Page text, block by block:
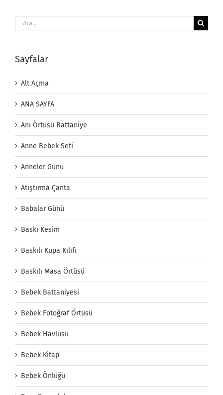
Ara:
Sayfalar
Alt Açma
ANA SAYFA
Anı Örtüsü Battaniye
Anne Bebek Seti
Anneler Günü
Atıştırma Çanta
Babalar Günü
Baskı Kesim
Baskılı Kupa Kılıfı
Baskılı Masa Örtüsü
Bebek Battaniyesi
Bebek Fotoğraf Örtüsü
Bebek Havlusu
Bebek Kitap
Bebek Önlüğü